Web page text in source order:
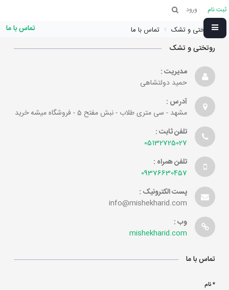
ثبت نام ورود
روتختی و تشک تماس با ما
تماس با ما
روتختی و تشک
مدیریت :
حمید دولتشاهی
آدرس :
مشهد - سی متری طلاب - نبش مفتح 5 - فروشگاه میشه خرید
تلفن ثابت :
05132725027
تلفن همراه :
09376630457
پست الکترونیک :
info@mishekharid.com
وب :
mishekharid.com
تماس با ما
* نام